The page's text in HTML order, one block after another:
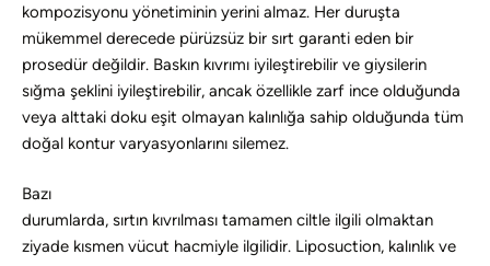
kompozisyonu yönetiminin yerini almaz. Her duruşta
mükemmel derecede pürüzsüz bir sırt garanti eden bir
prosedür değildir. Baskın kıvrımı iyileştirebilir ve giysilerin
sığma şeklini iyileştirebilir, ancak özellikle zarf ince olduğunda
veya alttaki doku eşit olmayan kalınlığa sahip olduğunda tüm
doğal kontur varyasyonlarını silemez.
Bazı
durumlarda, sırtın kıvrılması tamamen ciltle ilgili olmaktan
ziyade kısmen vücut hacmiyle ilgilidir. Liposuction, kalınlık ve